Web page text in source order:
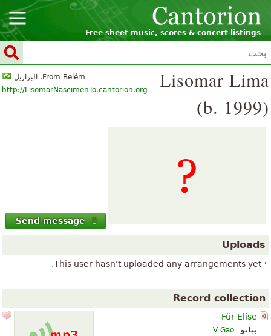
Free sheet music, scores & concert listings
From Belém, البرازيل
http://LisomarNascimenTo.cantorion.org
Lisomar Lima
(b. 1999)
Send message
Uploads
This user hasn't uploaded any arrangements yet.
Record collection
Für Elise
بيانو
V Gao